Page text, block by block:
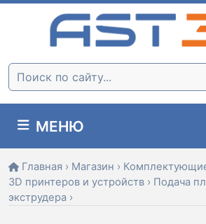
Skip
Поиск:
МЕНЮ
Главная › Магазин ›
3D принтеров и устройств › Подача
экструдера ›